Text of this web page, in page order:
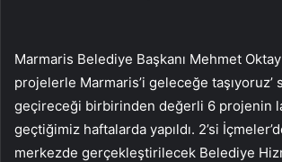
Marmaris Belediye Başkanı Mehmet
projelerle Marmaris’i geleceğe taşıyoruz’
geçireceği birbirinden değerli 6 projenin
geçtiğimiz haftalarda yapıldı. 2’si
merkezde gerçekleştirilecek Belediye